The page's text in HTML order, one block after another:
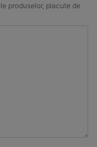
produselor, placute de